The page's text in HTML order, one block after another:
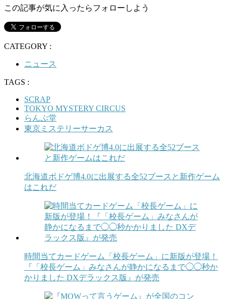
この記事が気に入ったらフォローしよう
CATEGORY :
ニュース
TAGS :
SCRAP
TOKYO MYSTERY CIRCUS
らんぷ堂
東京ミステリーサーカス
北海道ボドゲ博4.0に出展する全52ブースと新作ゲーム
はこれだ
時間当てカードゲーム「校長ゲーム」に新版が登場！
『「校長ゲーム」みなさんが静かになるまで◯◯秒か
かりました DXデラックス版』が発売